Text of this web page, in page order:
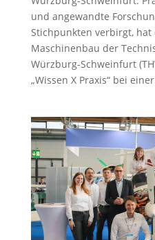
und angewandte
Stichpunkten verbirgt, hat
Maschinenbau der
Würzburg-Schweinfurt
„Wissen X Praxis“ bei